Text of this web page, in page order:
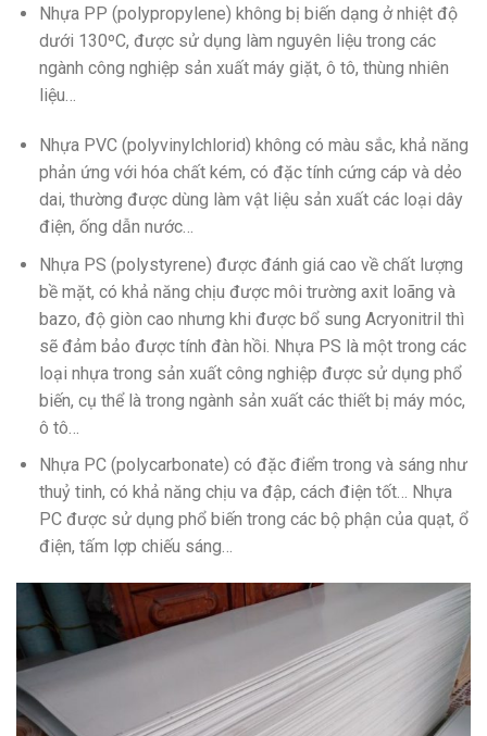
Nhựa PP (polypropylene) không bị biến dạng ở nhiệt độ
dưới 130ºC, được sử dụng làm nguyên liệu trong các
ngành công nghiệp sản xuất máy giặt, ô tô, thùng nhiên
liệu…
Nhựa PVC (polyvinylchlorid) không có màu sắc, khả năng
phản ứng với hóa chất kém, có đặc tính cứng cáp và dẻo
dai, thường được dùng làm vật liệu sản xuất các loại dây
điện, ống dẫn nước…
Nhựa PS (polystyrene) được đánh giá cao về chất lượng
bề mặt, có khả năng chịu được môi trường axit loãng và
bazo, độ giòn cao nhưng khi được bổ sung Acryonitril thì
sẽ đảm bảo được tính đàn hồi. Nhựa PS là một trong các
loại nhựa trong sản xuất công nghiệp được sử dụng phổ
biến, cụ thể là trong ngành sản xuất các thiết bị máy móc,
ô tô…
Nhựa PC (polycarbonate) có đặc điểm trong và sáng như
thuỷ tinh, có khả năng chịu va đập, cách điện tốt… Nhựa
PC được sử dụng phổ biến trong các bộ phận của quạt, ổ
điện, tấm lợp chiếu sáng…